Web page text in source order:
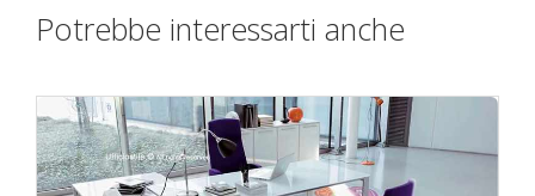
Potrebbe interessarti anche